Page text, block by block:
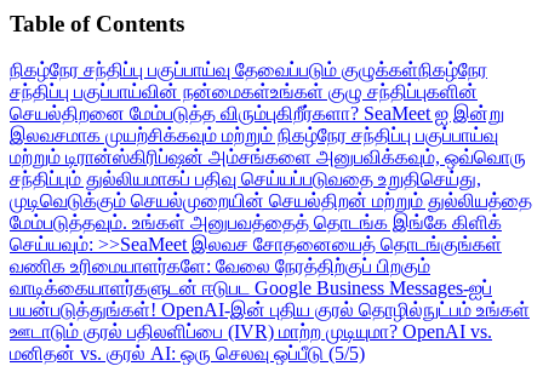
Table of Contents
நிகழ்நேர சந்திப்பு பகுப்பாய்வு தேவைப்படும் குழுக்கள்நிகழ்நேர
சந்திப்பு பகுப்பாய்வின் நன்மைகள்உங்கள் குழு சந்திப்புகளின்
செயல்திறனை மேம்படுத்த விரும்புகிறீர்களா? SeaMeet ஐ இன்று
இலவசமாக முயற்சிக்கவும் மற்றும் நிகழ்நேர சந்திப்பு பகுப்பாய்வு
மற்றும் டிரான்ஸ்கிரிப்ஷன் அம்சங்களை அனுபவிக்கவும், ஒவ்வொரு
சந்திப்பும் துல்லியமாகப் பதிவு செய்யப்படுவதை உறுதிசெய்து,
முடிவெடுக்கும் செயல்முறையின் செயல்திறன் மற்றும் துல்லியத்தை
மேம்படுத்தவும். உங்கள் அனுபவத்தைத் தொடங்க இங்கே கிளிக்
செய்யவும்: >>SeaMeet இலவச சோதனையைத் தொடங்குங்கள்
வணிக உரிமையாளர்களே: வேலை நேரத்திற்குப் பிறகும்
வாடிக்கையாளர்களுடன் ஈடுபட Google Business Messages-ஐப்
பயன்படுத்துங்கள்! OpenAI-இன் புதிய குரல் தொழில்நுட்பம் உங்கள்
ஊடாடும் குரல் பதிலளிப்பை (IVR) மாற்ற முடியுமா? OpenAI vs.
மனிதன் vs. குரல் AI: ஒரு செலவு ஒப்பீடு (5/5)